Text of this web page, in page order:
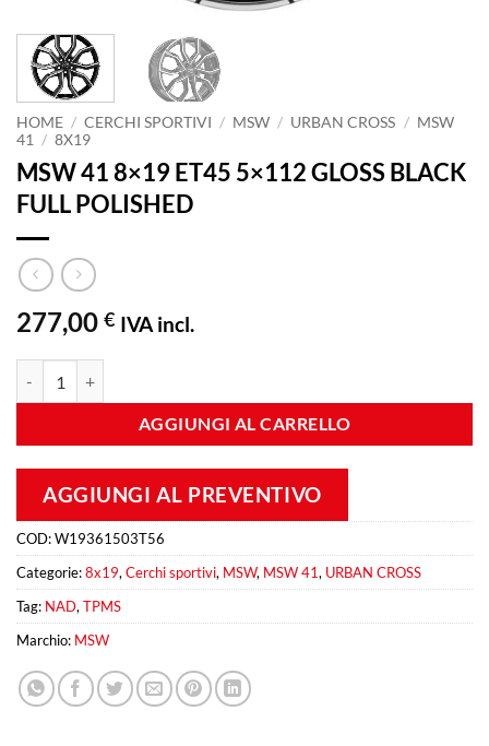
HOME / CERCHI SPORTIVI / MSW / URBAN CROSS / MSW
41
/ 8X19
MSW 41 8×19 ET45 5×112 GLOSS BLACK
FULL POLISHED
277,00 € IVA incl.
AGGIUNGI AL CARRELLO
AGGIUNGI AL PREVENTIVO
COD:W19361503T56
Categorie:8x19,Cerchi sportivi, MSW, MSW 41, URBAN CROSS
Tag: NAD,TPMS
Marchio: MSW